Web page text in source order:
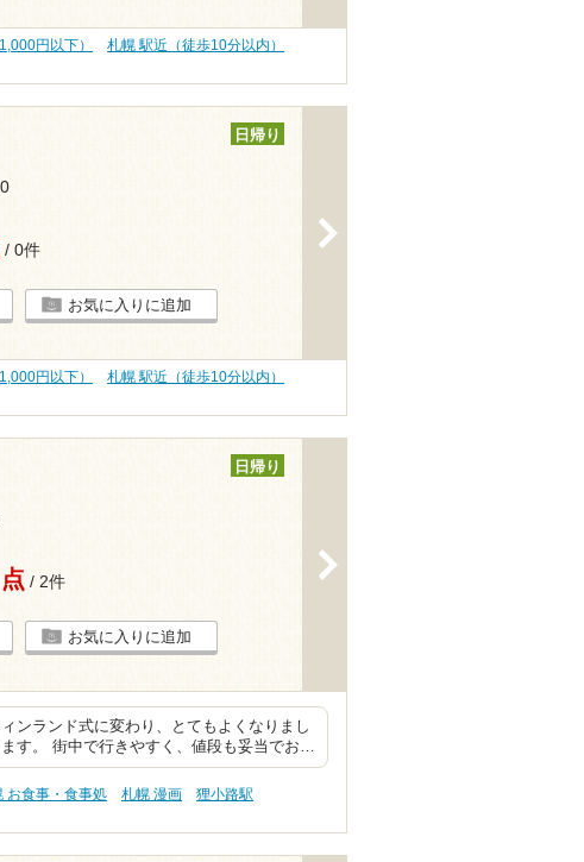
円以下）
札幌 駅近（徒歩10分以内）
日帰り
/ 0件
お気に入りに追加
円以下）
札幌 駅近（徒歩10分以内）
日帰り
/ 2件
お気に入りに追加
ンランド式に変わり、とてもよくなりまし
す。 街中で行きやすく、値段も妥当でお…
お食事・食事処 札幌 漫画
狸小路駅